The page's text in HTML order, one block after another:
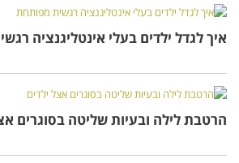
איך לגדל ילדים בעלי אינטליגנציה
הרטבת לילה ובעיות שליטה בסוגרים